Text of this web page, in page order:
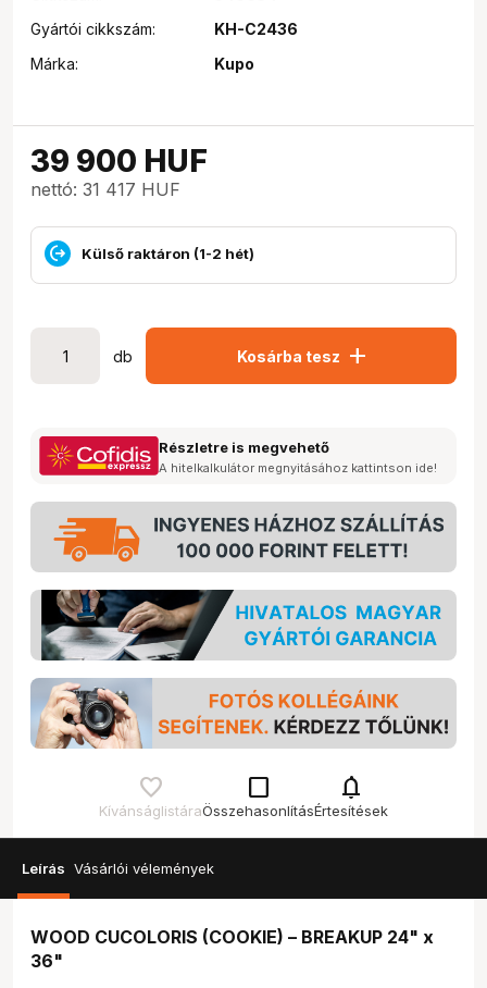
Gyártói cikkszám:
KH-C2436
Márka:
Kupo
39 900 HUF
nettó: 31 417 HUF
Külső raktáron (1-2 hét)
db Kosárba tesz add
Részletre is megvehető
A hitelkalkulátor megnyitásához kattintson ide!
Kívánságlistára
check_box_outline_blank
Összehasonlítás
notifications
Értesítések
Leírás Vásárlói vélemények
WOOD CUCOLORIS (COOKIE) – BREAKUP 24" x
36"